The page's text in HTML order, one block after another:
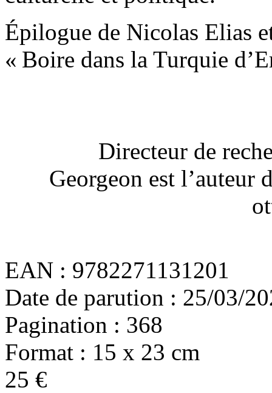
Épilogue de Nicolas Elias
« Boire dans la Turquie
Directeur de
Georgeon est l’auteur
EAN : 9782271131201
Date de parution : 25/03/
Pagination : 368
Format : 15 x 23 cm
25 €